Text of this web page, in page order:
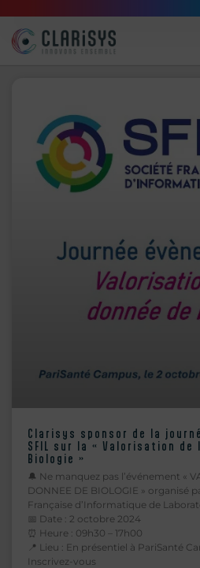
Clarisys sponsor de la
SFIL sur la « Valorisation de
Biologie »
🔔 Ne manquez pas l’événement «
DONNEE DE BIOLOGIE » organisé
Française d’Informatique de
📅 Date : 2 octobre 2024
⏰ Heure : 09h30 – 17h00
📍 Lieu : En présentiel à PariSanté
Inscrivez-vous